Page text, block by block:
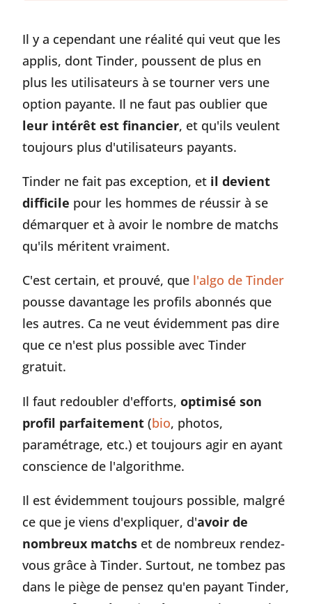
Il y a cependant une réalité qui veut que les
applis, dont Tinder, poussent de plus en
plus les utilisateurs à se tourner vers une
option payante. Il ne faut pas oublier que
leur intérêt est financier, et qu'ils veulent
toujours plus d'utilisateurs payants.
Tinder ne fait pas exception, et il devient
difficile pour les hommes de réussir à se
démarquer et à avoir le nombre de matchs
qu'ils méritent vraiment.
C'est certain, et prouvé, que l'algo de Tinder
pousse davantage les profils abonnés que
les autres. Ca ne veut évidemment pas dire
que ce n'est plus possible avec Tinder
gratuit.
Il faut redoubler d'efforts,optimisé son
profil parfaitement (bio, photos,
paramétrage, etc.) et toujours agir en ayant
conscience de l'algorithme.
Il est évidemment toujours possible, malgré
ce que je viens d'expliquer, d'avoir de
nombreux matchs et de nombreux rendez-
vous grâce à Tinder. Surtout, ne tombez pas
dans le piège de pensez qu'en payant Tinder,